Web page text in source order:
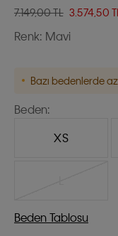
7.149,00 TL 3.574,50 TL
Renk: Mavi
Bazı bedenlerde
Beden:
XS
Beden Tablosu